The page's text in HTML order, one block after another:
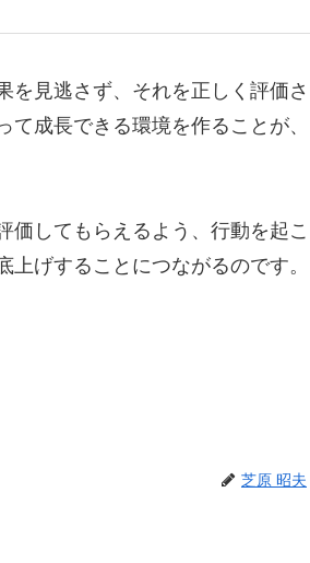
を見逃さず、それを正しく評価さ
成長できる環境を作ることが、
してもらえるよう、行動を起こ
げすることにつながるのです。
芝原 昭夫